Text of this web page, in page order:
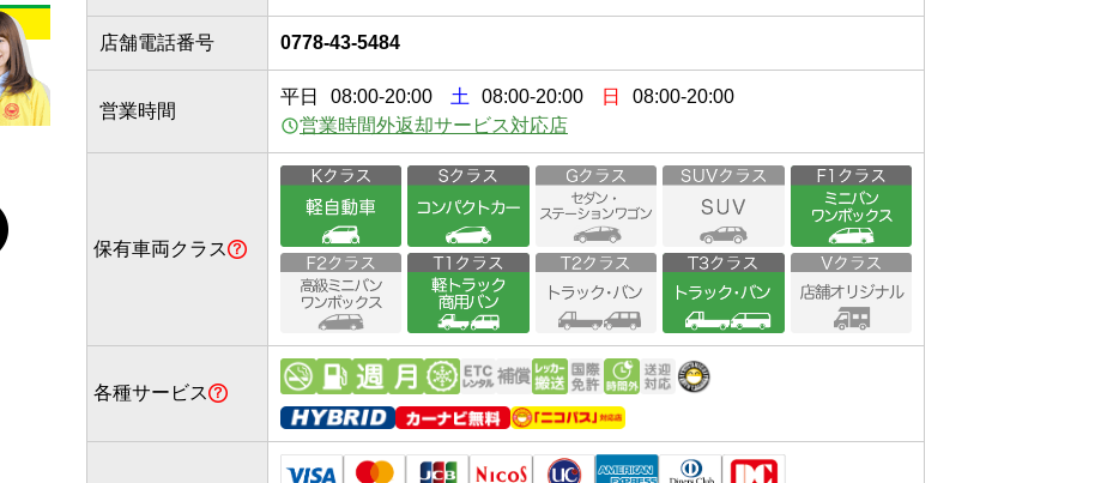
店舗電話番号 0778-43-5484
営業時間
平日 08:00-20:00 土 08:00-20:00 日
08:00-20:00
営業時間外返却サービス対応店
保有車両クラス
各種サービス